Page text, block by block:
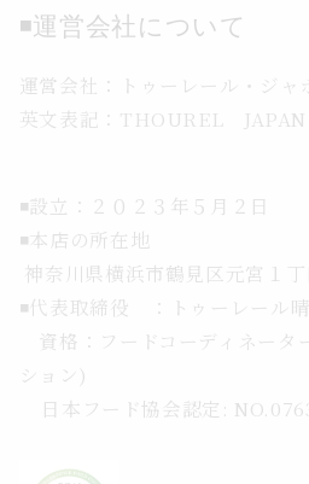
◾️運営会社について
運営会社：トゥーレール・ジャ
英文表記：THOUREL
◾️設立：２０２３年５月２日
◾️本店の所在地
神奈川県横浜市鶴見区元宮１
◾️代表取締役 ：トゥーレール
資格：フードコーディネータ
ション)
日本フード協会認定: